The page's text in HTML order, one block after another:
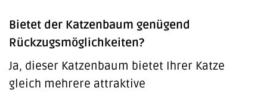
Bietet der Katzenbaum genügend
Rückzugsmöglichkeiten?
Ja, dieser Katzenbaum bietet Ihrer Katze
gleich mehrere attraktive